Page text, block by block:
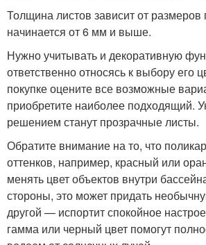
Толщина листов зависит от размеров
начинается от 6 мм и выше.
Нужно учитывать и декоративную
ответственно относясь к выбору его
покупке оцените все возможные
приобретите наиболее подходящий.
решением станут прозрачные листы.
Обратите внимание на то, что
оттенков, например, красный или
менять цвет объектов внутри
стороны, это может придать
другой — испортит спокойное
гамма или черный цвет помогут